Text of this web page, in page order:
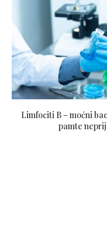
Limfociti B – moćni
pamte